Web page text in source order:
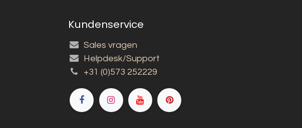
Kundenservice
Sales vragen
Helpdesk/Support
+31 (0)573 252229